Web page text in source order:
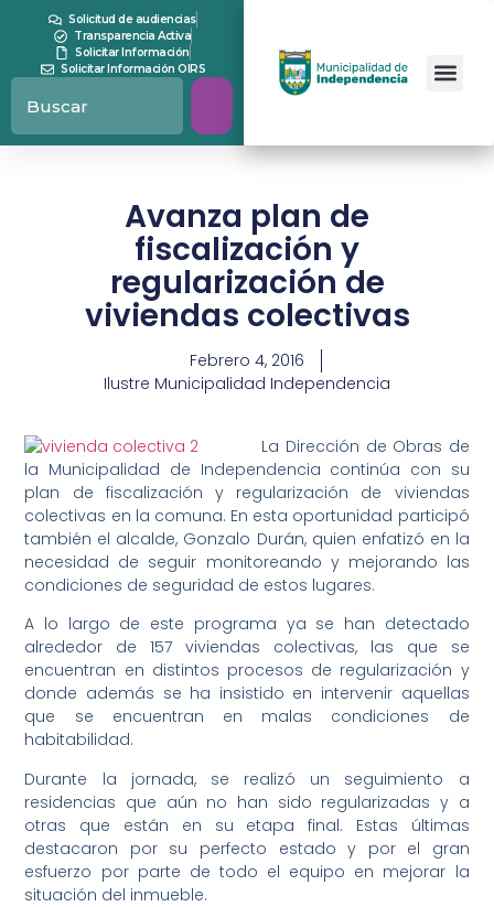
Solicitud de audiencias
Transparencia Activa
Solicitar Información
Solicitar Información OIRS
Avanza plan de
fiscalización y
regularización de
viviendas colectivas
Febrero 4, 2016
Ilustre Municipalidad Independencia
La Dirección de Obras de
la Municipalidad de Independencia continúa con su
plan de fiscalización y regularización de viviendas
colectivas en la comuna. En esta oportunidad participó
también el alcalde, Gonzalo Durán, quien enfatizó en la
necesidad de seguir monitoreando y mejorando las
condiciones de seguridad de estos lugares.
A lo largo de este programa ya se han detectado
alrededor de 157 viviendas colectivas, las que se
encuentran en distintos procesos de regularización y
donde además se ha insistido en intervenir aquellas
que se encuentran en malas condiciones de
habitabilidad.
Durante la jornada, se realizó un seguimiento a
residencias que aún no han sido regularizadas y a
otras que están en su etapa final. Estas últimas
destacaron por su perfecto estado y por el gran
esfuerzo por parte de todo el equipo en mejorar la
situación del inmueble.